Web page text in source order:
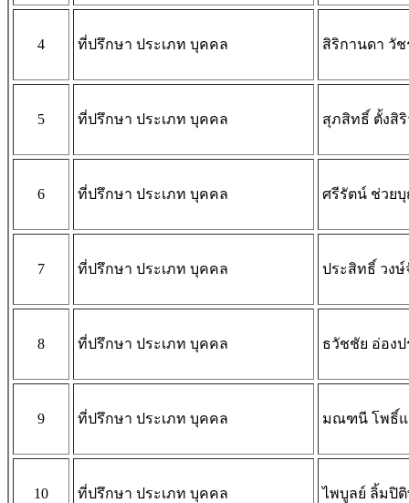
4 ที่ปรึกษา ประเภท บุคคล สิริกานดา วัช
5 ที่ปรึกษา ประเภท บุคคล สุภสิทธิ์ ตั้งสิ
6 ที่ปรึกษา ประเภท บุคคล ศรีรัตน์ ช่วย
7 ที่ปรึกษา ประเภท บุคคล ประสิทธิ์ วง
8 ที่ปรึกษา ประเภท บุคคล ธวัชชัย อ่องป
9 ที่ปรึกษา ประเภท บุคคล มณฑนี โพธิ์แ
10 ที่ปรึกษา ประเภท บุคคล ไพบูลย์ ลิ้มปิ